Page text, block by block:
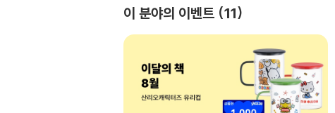
이 분야의 이벤트 11